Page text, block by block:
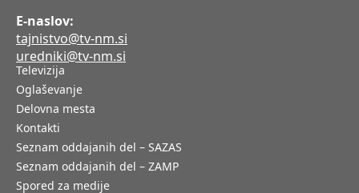
E-naslov:
tajnistvo@tv-nm.si
uredniki@tv-nm.si
Televizija
Oglaševanje
Delovna mesta
Kontakti
Seznam oddajanih del – SAZAS
Seznam oddajanih del – ZAMP
Spored za medije